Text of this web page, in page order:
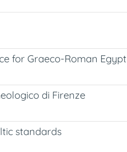
for Graeco-Roman Egypt
di Firenze
standards